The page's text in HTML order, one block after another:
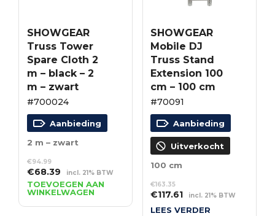
SHOWGEAR
Truss Tower
Spare Cloth 2
m – black – 2
m – zwart
#700024
Aanbieding
2 m – zwart
€94.99
Oorspronkelijke
prijs
was:
€94.99.
€68.39Huidige
prijs
is:
€68.39.
incl. 21% BTW
TOEVOEGEN AAN
WINKELWAGEN
SHOWGEAR
Mobile DJ
Truss Stand
Extension 100
cm – 100 cm
#70091
Aanbieding
Uitverkocht
100 cm
€163.35
Oorspronkelijke
prijs
€117.61Huidige
prijs
incl. 21% BTW
LEES VERDER